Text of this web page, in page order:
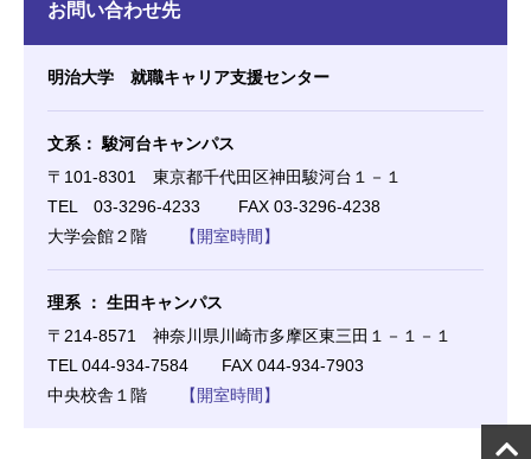
お問い合わせ先
明治大学 就職キャリア支援センター
文系： 駿河台キャンパス
〒101-8301 東京都千代田区神田駿河台１－１
TEL 03-3296-4233 FAX 03-3296-4238
大学会館２階
【開室時間】
理系 ： 生田キャンパス
〒214-8571 神奈川県川崎市多摩区東三田１－１－１
TEL 044-934-7584 FAX 044-934-7903
中央校舎１階
【開室時間】